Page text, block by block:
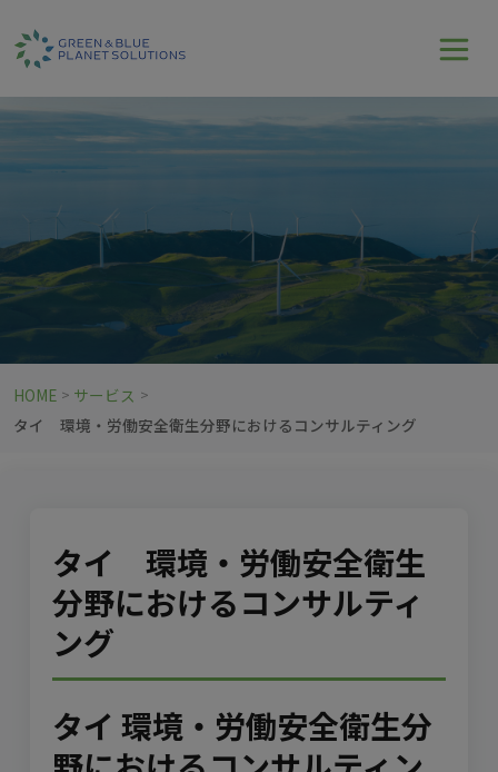
HOME > サービス >
タイ 環境・労働安全衛生分野におけるコンサルティング
タイ 環境・労働安全衛生
分野におけるコンサルティ
ング
タイ 環境・労働安全衛生分